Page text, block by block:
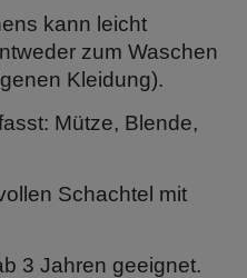
kann leicht
zum Waschen
Kleidung).
Mütze, Blende,
Schachtel mit
3 Jahren geeignet.